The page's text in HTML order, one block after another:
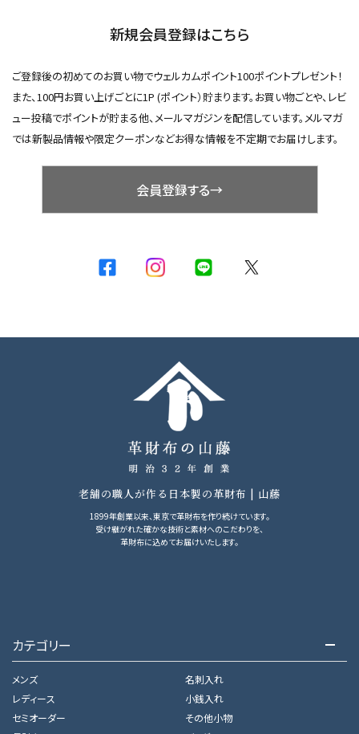
新規会員登録はこちら
ご登録後の初めてのお買い物でウェルカムポイント100ポイントプレゼント！
また、100円お買い上げごとに1P (ポイント）貯まります。お買い物ごとや、レビ
ュー投稿でポイントが貯まる他、メールマガジンを配信しています。メルマガ
では新製品情報や限定クーポンなどお得な情報を不定期でお届けします。
会員登録する→
老舗の職人が作る日本製の革財布 | 山藤
1899年創業以来、東京で革財布を作り続けています。
受け継がれた確かな技術と素材へのこだわりを、
革財布に込めてお届けいたします。
カテゴリー
メンズ
レディース
セミオーダー
名刺入れ
小銭入れ
その他小物